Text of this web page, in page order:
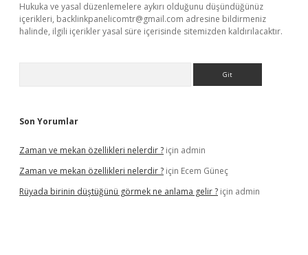
Hukuka ve yasal düzenlemelere aykırı olduğunu düşündüğünüz
içerikleri, backlinkpanelicomtr@gmail.com adresine bildirmeniz
halinde, ilgili içerikler yasal süre içerisinde sitemizden kaldırılacaktır.
Son Yorumlar
Zaman ve mekan özellikleri nelerdir ? için admin
Zaman ve mekan özellikleri nelerdir ? için Ecem Güneç
Rüyada birinin düştüğünü görmek ne anlama gelir ? için admin